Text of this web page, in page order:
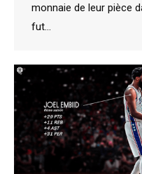
monnaie de leur pièce
fut…